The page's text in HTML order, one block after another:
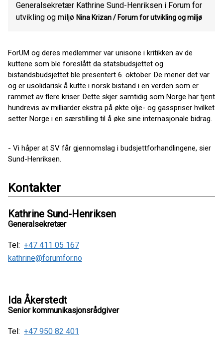
Generalsekretær Kathrine Sund-Henriksen i Forum for
utvikling og miljø Nina Krizan / Forum for utvikling og miljø
ForUM og deres medlemmer var unisone i kritikken av de
kuttene som ble foreslått da statsbudsjettet og
bistandsbudsjettet ble presentert 6. oktober. De mener det var
og er usolidarisk å kutte i norsk bistand i en verden som er
rammet av flere kriser. Dette skjer samtidig som Norge har tjent
hundrevis av milliarder ekstra på økte olje- og gasspriser hvilket
setter Norge i en særstilling til å øke sine internasjonale bidrag.
- Vi håper at SV får gjennomslag i budsjettforhandlingene, sier
Sund-Henriksen.
Kontakter
Kathrine Sund-Henriksen
Generalsekretær
Tel: +47 411 05 167
kathrine@forumfor.no
Ida Åkerstedt
Senior kommunikasjonsrådgiver
Tel: +47 950 82 401